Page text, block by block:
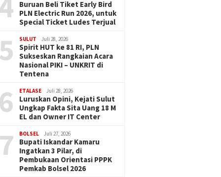
Buruan Beli Tiket Early Bird
PLN Electric Run 2026, untuk
Special Ticket Ludes Terjual
SULUT Juli 28, 2026
Spirit HUT ke 81 RI, PLN
Sukseskan Rangkaian Acara
Nasional PIKI – UNKRIT di
Tentena
ETALASE Juli 28, 2026
Luruskan Opini, Kejati Sulut
Ungkap Fakta Sita Uang 18 M
EL dan Owner IT Center
BOLSEL Juli 27, 2026
Bupati Iskandar Kamaru
Ingatkan 3 Pilar, di
Pembukaan Orientasi PPPK
Pemkab Bolsel 2026